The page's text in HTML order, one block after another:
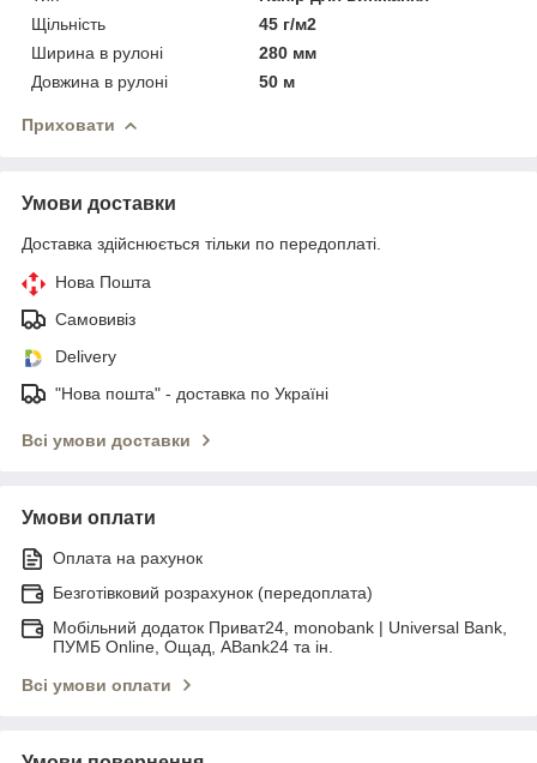
Щільність
45 г/м2
Ширина в рулоні
280 мм
Довжина в рулоні
50 м
Приховати
Умови доставки
Доставка здійснюється тільки по передоплаті.
Нова Пошта
Самовивіз
Delivery
"Нова пошта" - доставка по Україні
Всі умови доставки
Умови оплати
Оплата на рахунок
Безготівковий розрахунок (передоплата)
Мобільний додаток Приват24, monobank | Universal Bank,
ПУМБ Online, Ощад, ABank24 та ін.
Всі умови оплати